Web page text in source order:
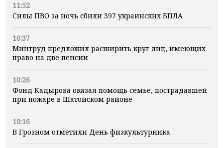
11:52
Силы ПВО за ночь сбили 397 украинских БПЛА
10:37
Минтруд предложил расширить круг лиц, имеющих
право на две пенсии
10:26
Фонд Кадырова оказал помощь семье, пострадавшей
при пожаре в Шатойском районе
10:16
В Грозном отметили День физкультурника